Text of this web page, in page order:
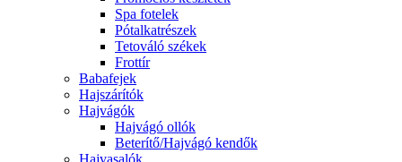
Spa fotelek
Pótalkatrészek
Tetováló székek
Frottír
Babafejek
Hajszárítók
Hajvágók
Hajvágó ollók
Beterítő/Hajvágó kendők
Hajvasalók